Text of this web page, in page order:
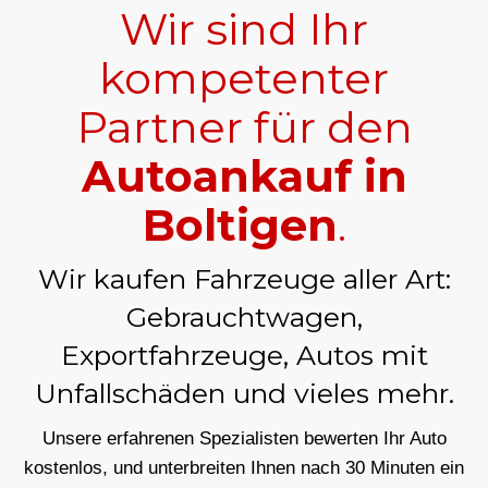
Wir sind Ihr
kompetenter
Partner für den
Autoankauf in
Boltigen.
Wir kaufen Fahrzeuge aller Art:
Gebrauchtwagen,
Exportfahrzeuge, Autos mit
Unfallschäden und vieles mehr.
Unsere erfahrenen Spezialisten bewerten Ihr Auto
kostenlos, und unterbreiten Ihnen nach 30 Minuten ein